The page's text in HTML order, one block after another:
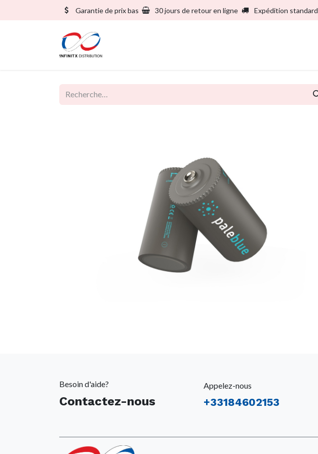
Garantie de prix bas 30 jours de retour en ligne Expédition standard
Besoin d'aide?
Contactez-nous
Appelez-nous
+33184602153